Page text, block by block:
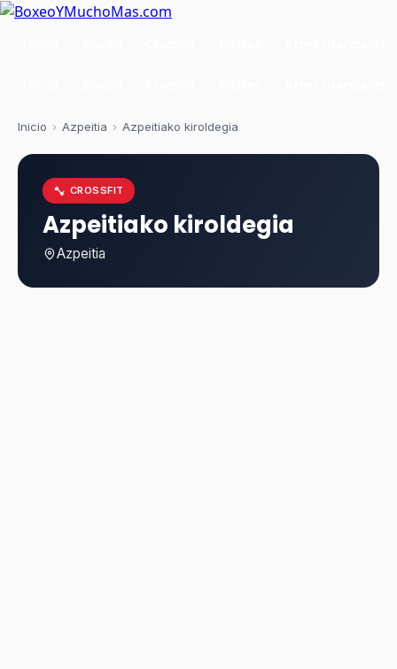
Inicio › Azpeitia › Azpeitiako kiroldegia
CROSSFIT
Azpeitiako kiroldegia
Azpeitia